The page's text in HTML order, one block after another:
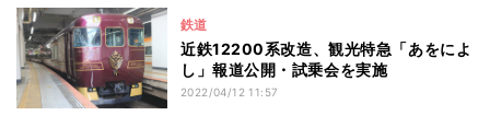
鉄道
近鉄12200系改造、観光特急「あをによ
し」報道公開・試乗会を実施
2022/04/12 11:57